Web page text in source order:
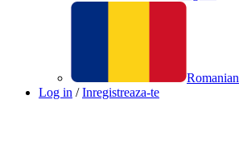
Romanian
Log in / Inregistreaza-te